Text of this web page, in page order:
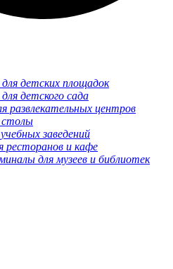
детских площадок
детского сада
развлекательных центров
столы
заведений
ресторанов и кафе
для музеев и библиотек